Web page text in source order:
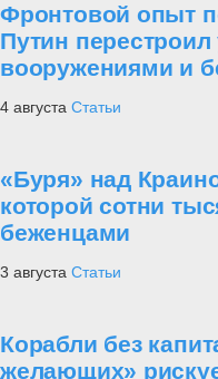
Фронтовой опыт
Путин
вооружениями и
4 августа Статьи
«Буря» над
которой сотни
беженцами
3 августа Статьи
Корабли без
желающих»